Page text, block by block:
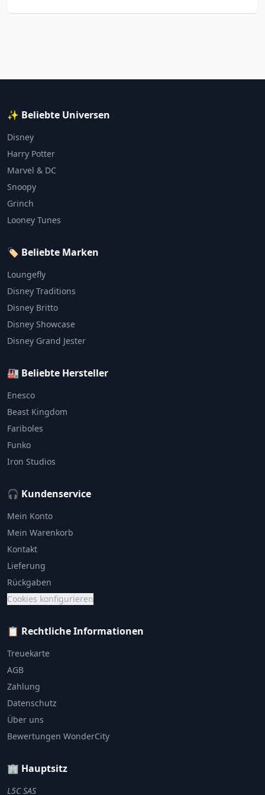
✨ Beliebte Universen
Disney
Harry Potter
Marvel & DC
Snoopy
Grinch
Looney Tunes
🏷️ Beliebte Marken
Loungefly
Disney Traditions
Disney Britto
Disney Showcase
Disney Grand Jester
🏭 Beliebte Hersteller
Enesco
Beast Kingdom
Fariboles
Funko
Iron Studios
🎧 Kundenservice
Mein Konto
Mein Warenkorb
Kontakt
Lieferung
Rückgaben
Cookies konfigurieren
📋 Rechtliche Informationen
Treuekarte
AGB
Zahlung
Datenschutz
Über uns
Bewertungen WonderCity
🏢 Hauptsitz
L5C SAS